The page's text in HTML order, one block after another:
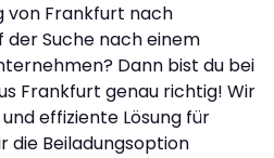
von Frankfurt nach
der Suche nach einem
Dann bist du bei
Frankfurt genau richtig! Wir
effiziente Lösung für
die Beiladungsoption